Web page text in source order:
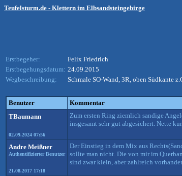
Teufelsturm.de - Klettern im Elbsandsteingebirge
Erstbegeher:
Felix Friedrich
Erstbegehungsdatum: 24.09.2015
Wegbeschreibung:
Schmale SO-Wand, 3R, oben Südkante
Benutzer Kommentar
TBaumann
02.09.2024 07:56
Zum ersten Ring ziemlich sandige
insgesamt sehr gut abgesichert. Nette
Andre Meißner
Authentifizierter Benutzer
21.08.2017 17:18
Der Einstieg in dem Mix aus
sollte man nicht. Die von mir im
sind zwar klein, aber zahlreich